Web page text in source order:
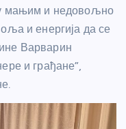
мањим и недовољно
и енергија да се
Варварин
и грађане”,